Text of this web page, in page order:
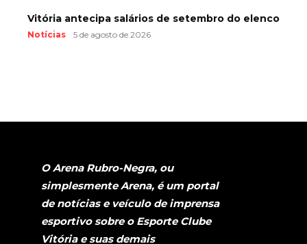
Vitória antecipa salários de setembro do elenco
Notícias 5 de agosto de 2026
O Arena Rubro-Negra, ou
simplesmente Arena, é um portal
de notícias e veículo de imprensa
esportivo sobre o Esporte Clube
Vitória e suas demais